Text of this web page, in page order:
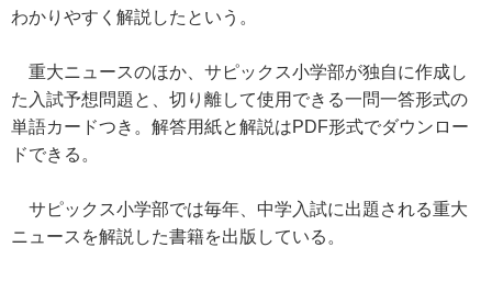
わかりやすく解説したという。
重大ニュースのほか、サピックス小学部が独自に作成し
た入試予想問題と、切り離して使用できる一問一答形式の
単語カードつき。解答用紙と解説はPDF形式でダウンロー
ドできる。
サピックス小学部では毎年、中学入試に出題される重大
ニュースを解説した書籍を出版している。